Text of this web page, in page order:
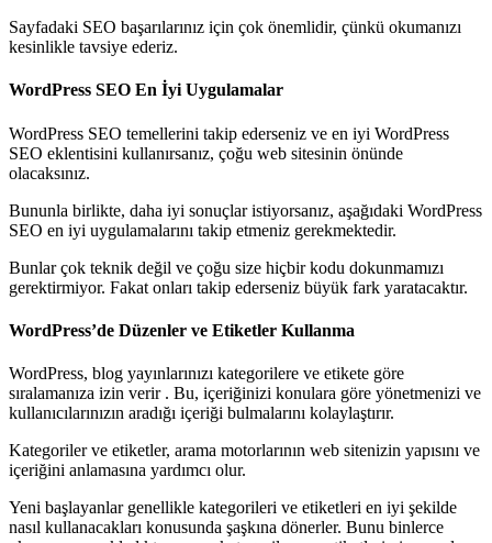
Sayfadaki SEO başarılarınız için çok önemlidir, çünkü okumanızı
kesinlikle tavsiye ederiz.
WordPress SEO En İyi Uygulamalar
WordPress SEO temellerini takip ederseniz ve en iyi WordPress
SEO eklentisini kullanırsanız, çoğu web sitesinin önünde
olacaksınız.
Bununla birlikte, daha iyi sonuçlar istiyorsanız, aşağıdaki WordPress
SEO en iyi uygulamalarını takip etmeniz gerekmektedir.
Bunlar çok teknik değil ve çoğu size hiçbir kodu dokunmamızı
gerektirmiyor. Fakat onları takip ederseniz büyük fark yaratacaktır.
WordPress’de Düzenler ve Etiketler Kullanma
WordPress, blog yayınlarınızı kategorilere ve etikete göre
sıralamanıza izin verir . Bu, içeriğinizi konulara göre yönetmenizi ve
kullanıcılarınızın aradığı içeriği bulmalarını kolaylaştırır.
Kategoriler ve etiketler, arama motorlarının web sitenizin yapısını ve
içeriğini anlamasına yardımcı olur.
Yeni başlayanlar genellikle kategorileri ve etiketleri en iyi şekilde
nasıl kullanacakları konusunda şaşkına dönerler. Bunu binlerce